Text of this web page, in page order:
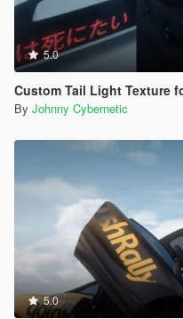
5.0
Custom Tail Light Texture
By Johnny Cybernetic
5.0